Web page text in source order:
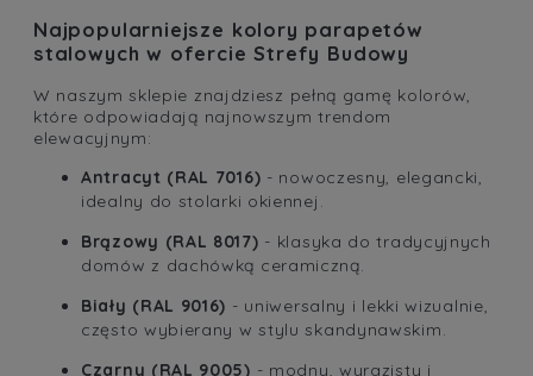
Najpopularniejsze kolory parapetów
stalowych w ofercie Strefy Budowy
W naszym sklepie znajdziesz pełną gamę kolorów,
które odpowiadają najnowszym trendom
elewacyjnym:
Antracyt (RAL 7016) - nowoczesny, elegancki,
idealny do stolarki okiennej.
Brązowy (RAL 8017) - klasyka do tradycyjnych
domów z dachówką ceramiczną.
Biały (RAL 9016) - uniwersalny i lekki wizualnie,
często wybierany w stylu skandynawskim.
Czarny (RAL 9005) - modny, wyrazisty i